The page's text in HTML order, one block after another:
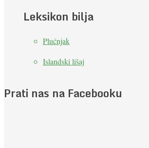
Leksikon bilja
Plućnjak
Islandski lišaj
Prati nas na Facebooku